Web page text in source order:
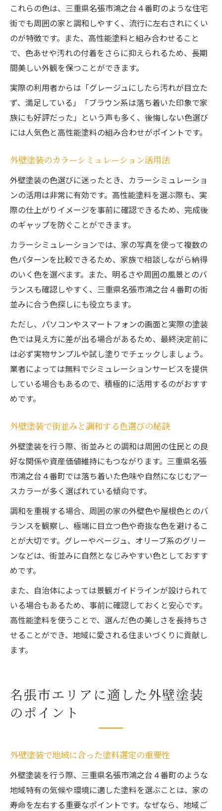
これらの色は、三重県名張市鴻之台４番町のような住宅
街でも周囲の家と調和しやすく、流行に左右されにくい
のが特徴です。また、高性能塗料と組み合わせること
で、色あせや汚れの付着をさらに抑えられるため、長期
間美しい外観を保つことができます。
実際の利用者からは「グレージュにしたら汚れが目立た
ず、満足している」「ブラウン系は落ち着いた印象で家
族にも好評だった」という声も多く、後悔しない色選び
には人気色と高性能塗料の組み合わせがポイントです。
外壁塗装のカラーシミュレーション活用法
外壁塗装の色選びに迷ったとき、カラーシミュレーショ
ンの活用は非常に有効です。高性能塗料を選ぶ際も、実
際の仕上がりイメージを事前に確認できるため、完成後
のギャップを防ぐことができます。
カラーシミュレーションでは、家の写真を使って複数の
色パターンを比較できるため、家族で相談しながら納得
のいく色を選べます。また、明るさや周囲の風景とのバ
ランスも確認しやすく、三重県名張市鴻之台４番町の街
並みに合う色探しにも役立ちます。
ただし、パソコンやスマートフォンの画面と実際の塗装
色では見え方に差が出る場合があるため、最終決定前に
は必ず実物サンプルや試し塗りでチェックしましょう。
業者によっては無料でシミュレーションサービスを提供
している場合もあるので、積極的に活用するのがおすす
めです。
外壁塗装で街並みと調和する色選びの秘訣
外壁塗装を行う際、街並みとの調和は周囲の住民との良
好な関係や資産価値維持にもつながります。三重県名張
市鴻之台４番町では落ち着いた色味や自然になじむアー
スカラーが多く選ばれている傾向です。
調和を重視する場合、周囲の家の外壁色や屋根色とのバ
ランスを観察し、極端に目立つ色や奇抜な色を避けるこ
とが大切です。グレーやベージュ、オリーブ系のグリー
ンなどは、街並みに自然となじみやすい色としておすす
めです。
また、自治体によっては景観ガイドラインが設けられて
いる場合もあるため、事前に確認しておくと安心です。
高性能塗料を使うことで、選んだ色の美しさを長持ちさ
せることができ、地域に愛される住まいづくりに貢献し
ます。
名張市エリアに適した外壁塗装
のポイント
外壁塗装で地域に合った塗料選定の重要性
外壁塗装を行う際、三重県名張市鴻之台４番町のような
地域特有の気候や環境に適した塗料を選ぶことは、家の
寿命を左右する重要なポイントです。なぜなら、地域ご